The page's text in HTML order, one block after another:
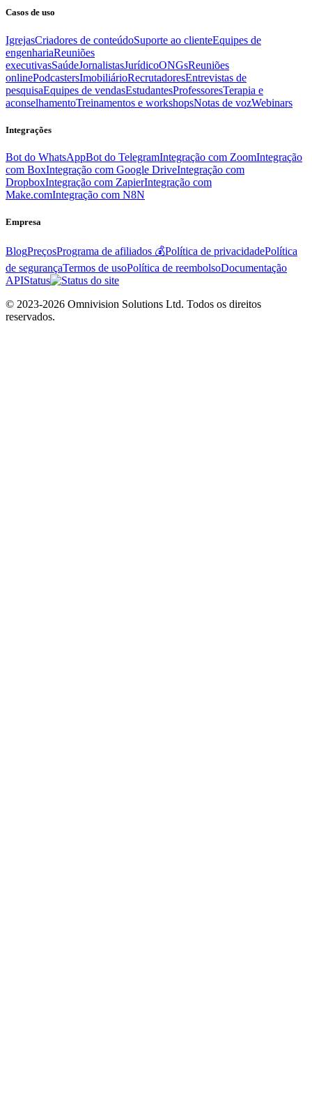
Casos de uso
IgrejasCriadores de conteúdoSuporte ao clienteEquipes de
engenhariaReuniões
executivasSaúdeJornalistasJurídicoONGsReuniões
onlinePodcastersImobiliárioRecrutadoresEntrevistas de
pesquisaEquipes de vendasEstudantesProfessoresTerapia e
aconselhamentoTreinamentos e workshopsNotas de vozWebinars
Integrações
Bot do WhatsAppBot do TelegramIntegração com ZoomIntegração
com BoxIntegração com Google DriveIntegração com
DropboxIntegração com ZapierIntegração com
Make.comIntegração com N8N
Empresa
BlogPreçosPrograma de afiliados 💰Política de privacidadePolítica
de segurançaTermos de usoPolítica de reembolsoDocumentação
APIStatus
© 2023-2026 Omnivision Solutions Ltd. Todos os direitos
reservados.